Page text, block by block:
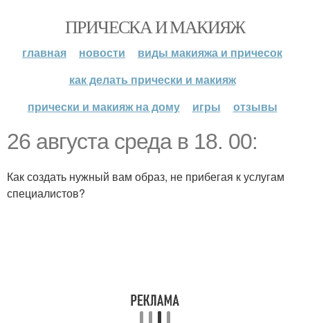
ПРИЧЕСКА И МАКИЯЖ
главная новости
виды макияжа и причесок
как делать прически и макияж
прически и макияж на дому
игры отзывы
26 августа среда в 18. 00:
Как создать нужный вам образ, не прибегая к услугам
специалистов?